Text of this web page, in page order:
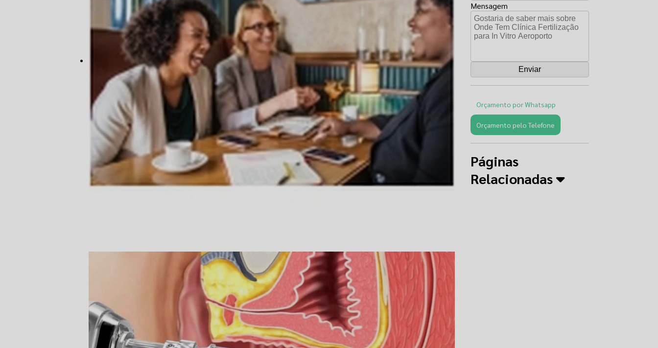
Mensagem
Orçamento por Whatsapp
Orçamento pelo Telefone
Páginas
Relacionadas